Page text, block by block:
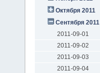
Октября 2011
Сентября 2011
2011-09-01
2011-09-02
2011-09-03
2011-09-04